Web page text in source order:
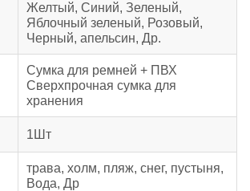
Желтый, Синий, Зеленый,
Яблочный зеленый, Розовый,
Черный, апельсин, Др.
Сумка для ремней + ПВХ
Сверхпрочная сумка для
хранения
1Шт
трава, холм, пляж, снег, пустыня,
Вода, Др